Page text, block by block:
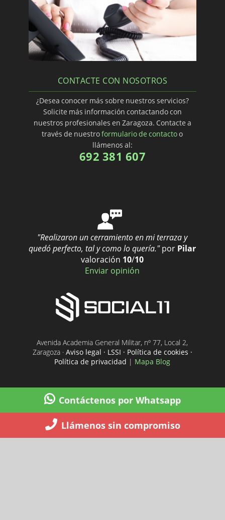
CONTACTE CON NOSOTROS
¿Desea conocer más sobre nuestros servicios?
Solicite más información contactando con
nuestros profesionales en Zaragoza. Contacte a
través de nuestroformulario de contactoo
llámenos al:
692 381 607
"Realizaron un cerramiento en mi terraza y
quedó perfecto, tal y como lo quería." por Pilar
valoración 10/10
Enviar opinión
Avenida Academia General Militar, nº 77, Local 2,
Zaragoza · Aviso legal · LSSI · Política de cookies ·
Política de privacidad | Mapa Blog
Contáctenos por Whatsapp
Llámenos sin compromiso